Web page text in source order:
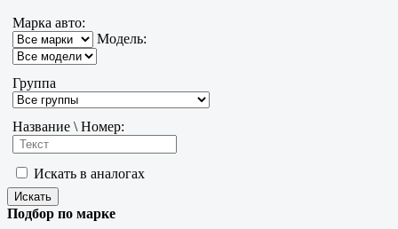
Марка авто:
Модель:
Группа
Название \ Номер:
Искать в аналогах
Подбор по марке